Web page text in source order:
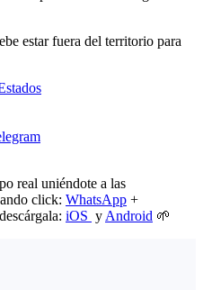
estar fuera del territorio para
real uniéndote a las
click: WhatsApp +
iOS y Android 🌱